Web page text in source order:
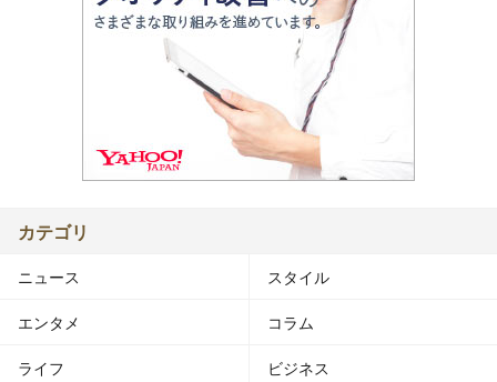
カテゴリ
ニュース スタイル
エンタメ コラム
ライフ ビジネス